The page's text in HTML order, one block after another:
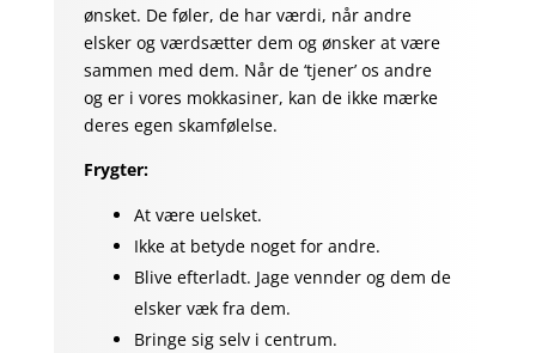
ønsket. De føler, de har værdi, når andre
elsker og værdsætter dem og ønsker at være
sammen med dem. Når de ‘tjener’ os andre
og er i vores mokkasiner, kan de ikke mærke
deres egen skamfølelse.
Frygter:
At være uelsket.
Ikke at betyde noget for andre.
Blive efterladt. Jage vennder og dem de
elsker væk fra dem.
Bringe sig selv i centrum.